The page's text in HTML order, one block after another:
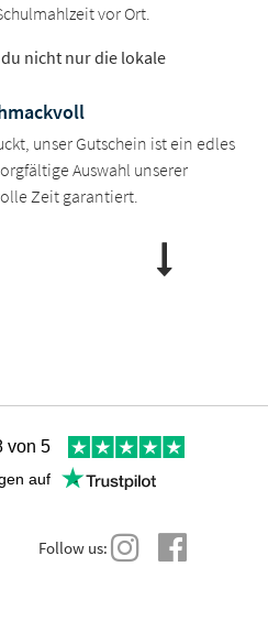
vor Ort.
nicht nur die lokale
unser Gutschein ist ein edles
Auswahl unserer
Zeit garantiert.
von 5
auf
Follow us: